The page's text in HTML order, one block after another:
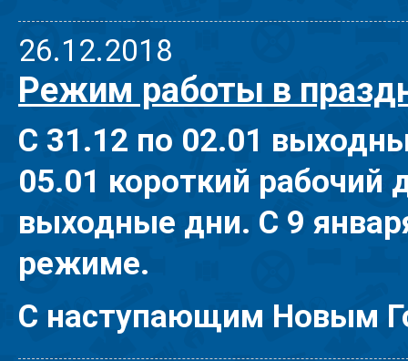
26.12.2018
Режим работы в
С 31.12 по 02.01
05.01 короткий рабочий
выходные дни. С 9
режиме.
С наступающим Новым